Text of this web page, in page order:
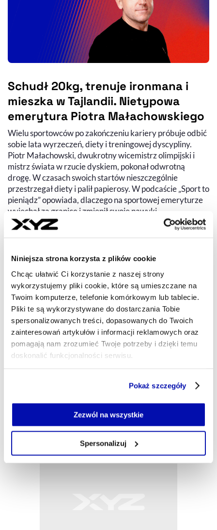
Niniejsza strona korzysta z plików cookie
Chcąc ułatwić Ci korzystanie z naszej strony
wykorzystujemy pliki cookie, które są umieszczane na
Twoim komputerze, telefonie komórkowym lub tablecie.
Pliki te są wykorzystywane do dostarczania Tobie
spersonalizowanych treści, dopasowanych do Twoich
zainteresowań artykułów i informacji reklamowych oraz
pomagają nam zrozumieć Twoje potrzeby i dzięki temu
doskonalić funkcjonalności serwisu.
Jeżeli nie wyrażasz zgody na zapisywanie plików cookie,
możesz łatwo zarządzać swoimi uprawnieniami, np. we
własnej przeglądarce internetowej lub po wybraniu opcji
Pokaż szczegóły
Zezwól na wszystkie
Spersonalizuj
Schudł 20kg, trenuje ironmana i
mieszka w Tajlandii. Nietypowa
emerytura Piotra Małachowskiego
Audycja do słuchania (podcast)
Nagranie wideo
Wielu sportowców po zakończeniu kariery próbuje odbić
sobie lata wyrzeczeń, diety i treningowej dyscypliny.
Piotr Małachowski, dwukrotny wicemistrz olimpijski i
mistrz świata w rzucie dyskiem, pokonał odwrotną
drogę. W czasach swoich startów nieszczególnie
przestrzegał diety i palił papierosy. W podcaście „Sport to
pieniądz” opowiada, dlaczego na sportowej emeryturze
wyjechał za granicę i zmienił swoje nawyki.
MICHAŁ BANASIAK